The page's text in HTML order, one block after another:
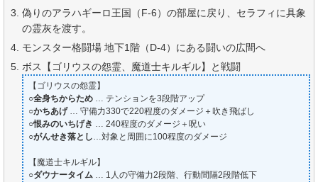
偽りのアラハギーロ王国（F-6）の部屋に戻り、セラフィに具象
の霊灰を渡す。
モンスター格闘場 地下1階（D-4）にある闘いの広間へ
ボス【ゴリウスの怨霊、魔道士キルギル】と戦闘
【ゴリウスの怨霊】
○全身ちからため … テンションを3段階アップ
○かちあげ… 守備力330で220程度のダメージ＋吹き飛ばし
○恨みのいちげき … 240程度のダメージ＋呪い
○がんせき落とし…対象と周囲に100程度のダメージ
【魔道士キルギル】
○ダウナータイム … 1人の守備力2段階、行動間隔2段階低下